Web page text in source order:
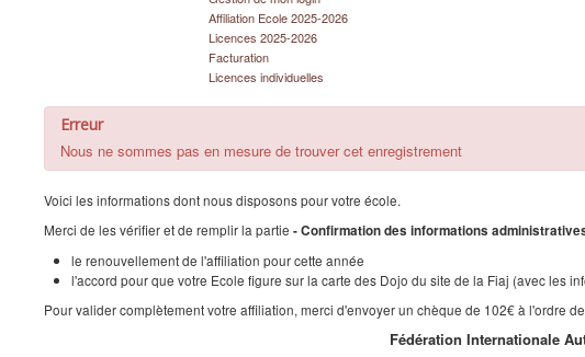
Affiliation Ecole 2025-2026
Licences 2025-2026
Facturation
Licences individuelles
Erreur
Nous ne sommes pas en mesure de trouver cet enregistrement
Voici les informations dont nous disposons pour votre école.
Merci de les vérifier et de remplir la partie - Confirmation des informations
le renouvellement de l'affiliation pour cette année
l'accord pour que votre Ecole figure sur la carte des Dojo du site de la Fiaj (avec les
Pour valider complètement votre affiliation, merci d'envoyer un chèque de 102€ à l'ordre
Fédération Internationale